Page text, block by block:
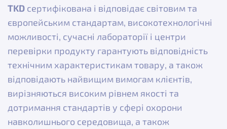
TKD сертифікована і відповідає світовим та
європейським стандартам, високотехнологічні
можливості, сучасні лабораторії і центри
перевірки продукту гарантують відповідність
технічним характеристикам товару, а також
відповідають найвищим вимогам клієнтів,
вирізняються високим рівнем якості та
дотримання стандартів у сфері охорони
навколишнього середовища, а також